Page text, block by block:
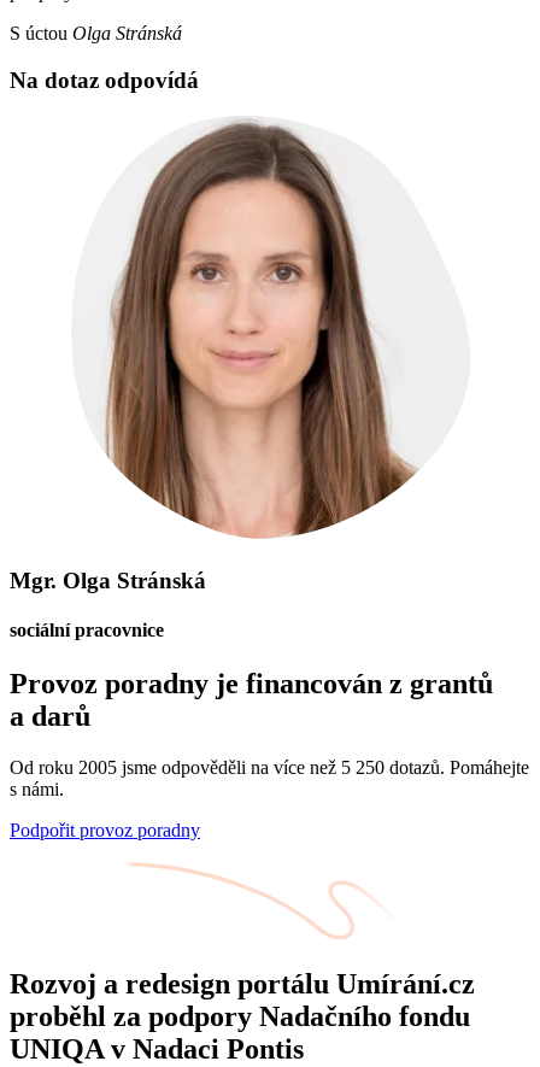
S úctou Olga Stránská
Na dotaz odpovídá
Mgr. Olga Stránská
sociální pracovnice
Provoz poradny je financován z grantů
a darů
Od roku 2005 jsme odpověděli na více než 5 250 dotazů. Pomáhejte
s námi.
Podpořit provoz poradny
Rozvoj a redesign portálu Umírání.cz
proběhl za podpory Nadačního fondu
UNIQA v Nadaci Pontis